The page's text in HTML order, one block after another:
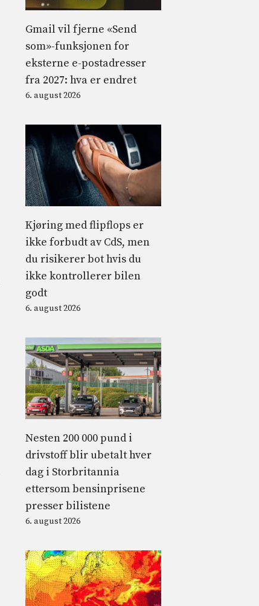
Gmail vil fjerne «Send
som»-funksjonen for
eksterne e-postadresser
fra 2027: hva er endret
6. august 2026
Kjøring med flipflops er
ikke forbudt av CdS, men
du risikerer bot hvis du
ikke kontrollerer bilen
godt
6. august 2026
Nesten 200 000 pund i
drivstoff blir ubetalt hver
dag i Storbritannia
ettersom bensinprisene
presser bilistene
6. august 2026